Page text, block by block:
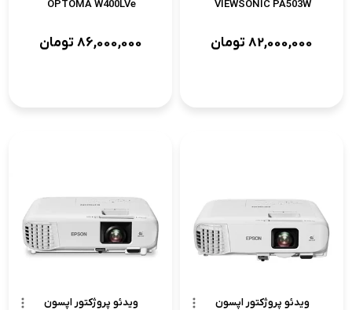
VIEWSONIC PA503W
82,000,000تومان
OPTOMA W400LVe
86,000,000تومان
ویدئو پروژکتور اپسون
ویدئو پروژکتور اپسون